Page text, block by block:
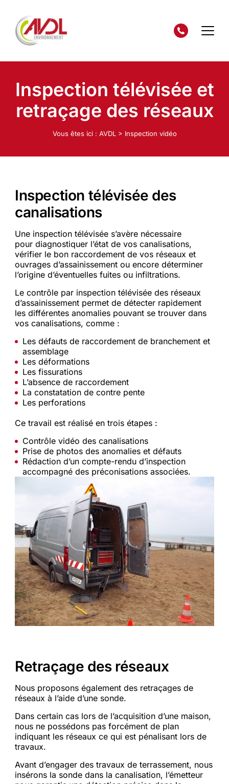
Inspection télévisée et
retraçage des réseaux
Vous êtes ici : AVDL > Inspection vidéo
Inspection télévisée des
canalisations
Une inspection télévisée s’avère nécessaire
pour diagnostiquer l’état de vos canalisations,
vérifier le bon raccordement de vos réseaux et
ouvrages d’assainissement ou encore déterminer
l’origine d’éventuelles fuites ou infiltrations.
Le contrôle par inspection télévisée des réseaux
d’assainissement permet de détecter rapidement
les différentes anomalies pouvant se trouver dans
vos canalisations, comme :
Les défauts de raccordement de branchement et
assemblage
Les déformations
Les fissurations
L’absence de raccordement
La constatation de contre pente
Les perforations
Ce travail est réalisé en trois étapes :
Contrôle vidéo des canalisations
Prise de photos des anomalies et défauts
Rédaction d’un compte-rendu d’inspection
accompagné des préconisations associées.
Retraçage des réseaux
Nous proposons également des retraçages de
réseaux à l’aide d’une sonde.
Dans certain cas lors de l’acquisition d’une maison,
nous ne possédons pas forcément de plan
indiquant les réseaux ce qui est pénalisant lors de
travaux.
Avant d’engager des travaux de terrassement, nous
insérons la sonde dans la canalisation, l’émetteur